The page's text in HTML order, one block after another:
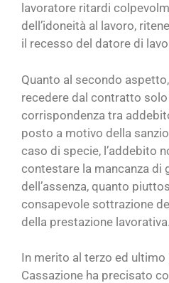
lavoratore ritardi
dell’idoneità al lavoro,
il recesso del datore di
Quanto al secondo
recedere dal contratto
corrispondenza tra
posto a motivo della
caso di specie, l’addebito
contestare la mancanza di
dell’assenza, quanto
consapevole sottrazione
della prestazione lavorativa.
In merito al terzo ed ultimo
Cassazione ha precisato